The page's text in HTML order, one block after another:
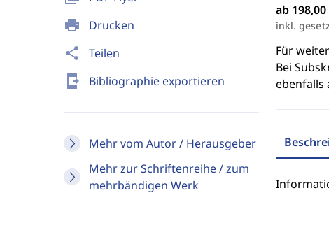
print Drucken
share Teilen
send_to_mobile Bibliographie exportieren
Mehr vom Autor / Herausgeber
Mehr zur Schriftenreihe / zum
mehrbändigen Werk
ab 198,00
inkl.
Für
Bei
ebenfalls